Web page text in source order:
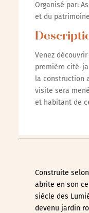
Organisé par:
et du
Venez
première cité-
la construction
visite sera
et habitant de
Construite
abrite en son
siècle des
devenu jardin